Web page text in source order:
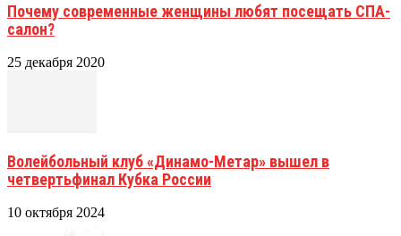
Почему современные женщины любят посещать СПА-
салон?
25 декабря 2020
Волейбольный клуб «Динамо-Метар» вышел в
четвертьфинал Кубка России
10 октября 2024